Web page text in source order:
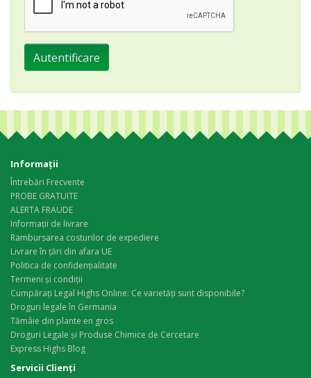
Informaţii
Întrebări Frecvente
PROBE GRATUITE
ALERTA FRAUDE
Informații de livrare
Rambursarea costurilor de expediere
Livrare în țări din afara UE
Politica de confidențialitate
Termeni și condiții
Cumpărați Legal Highs Online: Ce varietăți sunt disponibile?
Droguri legale în Germania
Tămâie din plante en gros
Droguri Legale și Produse Chimice de Cercetare
Express Highs Blog
Servicii Clienţi